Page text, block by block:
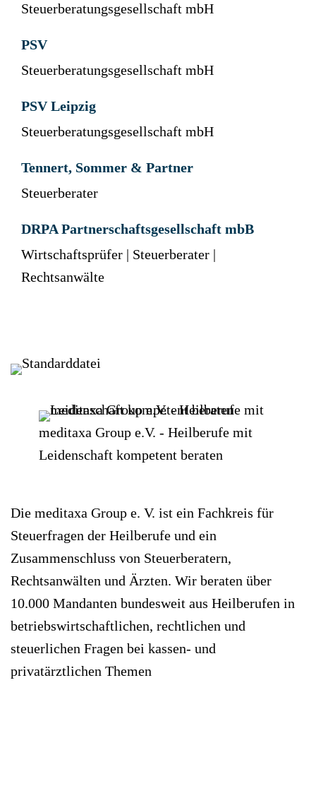
Steuerberatungsgesellschaft mbH
PSV
Steuerberatungsgesellschaft mbH
PSV Leipzig
Steuerberatungsgesellschaft mbH
Tennert, Sommer & Partner
Steuerberater
DRPA Partnerschaftsgesellschaft mbB
Wirtschaftsprüfer | Steuerberater |
Rechtsanwälte
meditaxa Group e.V. - Heilberufe mit
Leidenschaft kompetent beraten
Die meditaxa Group e. V. ist ein Fachkreis für
Steuerfragen der Heilberufe und ein
Zusammenschluss von Steuerberatern,
Rechtsanwälten und Ärzten. Wir beraten über
10.000 Mandanten bundesweit aus Heilberufen in
betriebswirtschaftlichen, rechtlichen und
steuerlichen Fragen bei kassen- und
privatärztlichen Themen